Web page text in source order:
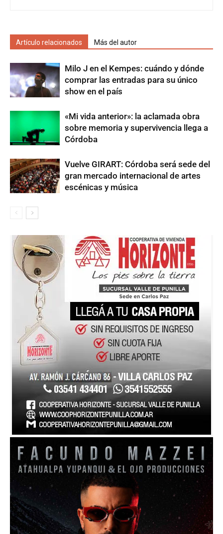
Artículo relacionados Más del autor
Milo J en el Kempes: cuándo y dónde
comprar las entradas para su único
show en el país
«Mi vida anterior»: la aclamada obra
sobre memoria y supervivencia llega a
Córdoba
Vuelve GIRART: Córdoba será sede del
gran mercado internacional de artes
escénicas y música